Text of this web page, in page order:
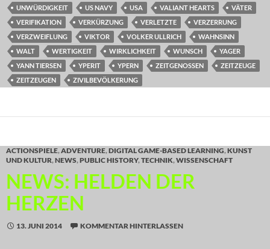
UNWÜRDIGKEIT US NAVY USA VALIANT HEARTS
VÄTER
VERIFIKATION
VERKÜRZUNG VERLETZTE
VERZERRUNG
VERZWEIFLUNG
VIKTOR VOLKER ULLRICH
WAHNSINN
WALT
WERTIGKEIT WIRKLICHKEIT WUNSCH
YAGER
YANN TIERSEN
YPERIT YPERN ZEITGENOSSEN
ZEITZEUGE
ZEITZEUGEN
ZIVILBEVÖLKERUNG
ACTIONSPIELE,ADVENTURE,DIGITAL GAME-BASED LEARNING,KUNST
UND KULTUR,NEWS,PUBLIC HISTORY,TECHNIK,WISSENSCHAFT
NEWS: HELDEN DER
HERZEN
13. JUNI 2014 KOMMENTAR HINTERLASSEN